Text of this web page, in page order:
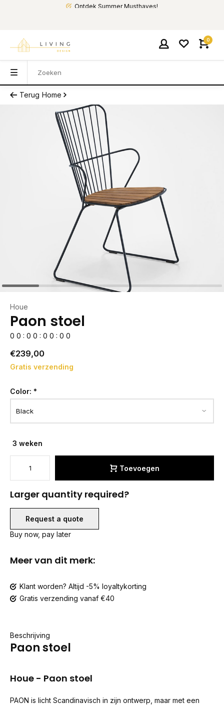
Ontdek Summer Musthaves!
0
Terug Home
Houe
Paon stoel
0 0 : 0 0 : 0 0 : 0 0
€239,00
Gratis verzending
Color: *
3 weken
Toevoegen
Larger quantity required?
Request a quote
Buy now, pay later
Meer van dit merk:
Klant worden? Altijd -5% loyaltykorting
Gratis verzending vanaf €40
Beschrijving
Paon stoel
Houe - Paon stoel
PAON is licht Scandinavisch in zijn ontwerp, maar met een